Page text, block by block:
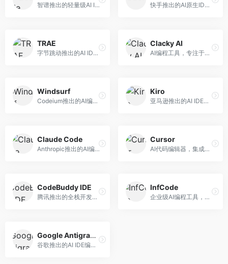
智谱推出的轻量级AI IDE，基于GLM模型。面向开发者，提供智能代码补全、代码生成、错误检测等服务，中文编程支持好。 快手推出的AI原生IDE，专注于短视频相关开发。面向快手生态开发者，提供代码生成、调试辅助等服务，与快手开发生态深度整合。
TRAE
字节跳动推出的AI IDE编程工具，深度集成大模型能力。面向开发者，提供智能代码补全、代码解释、重构优化等服务，编程效率显著提升。
Clacky AI
AI编程工具，专注于代码智能生成与优化。面向开发者，提供代码生成、代码重构、错误修复等服务，编程效率高。
Windsurf
Codeium推出的AI编程工具，专注于代码智能辅助。面向开发者，提供代码补全、代码生成、代码解释等服务，多语言支持完善。
Kiro
亚马逊推出的AI IDE，深度整合AWS云服务。面向AWS开发者，提供代码生成、云服务集成、部署自动化等服务，与AWS生态无缝衔接。
Claude Code
Anthropic推出的AI编程工具，基于Claude模型。面向开发者，提供代码生成、代码审查、调试辅助等服务，代码质量高，推理能力强。
Cursor
AI代码编辑器，集成GPT-4模型，专注于智能编程辅助。面向开发者，提供代码生成、代码解释、错误修复等服务，编程体验流畅，开发效率高。
CodeBuddy IDE
腾讯推出的全栈开发AI IDE，整合腾讯云服务。面向开发者，提供代码生成、调试辅助、部署服务等功能，与腾讯云生态深度整合。
InfCode
企业级AI编程工具，专注于团队协作开发。面向企业开发团队，提供代码生成、代码审查、团队协作等服务，企业级功能完善。
Google Antigravity
谷歌推出的AI IDE编程智能体，整合Google Cloud服务。面向谷歌生态开发者，提供智能编程辅助、云服务集成等功能。